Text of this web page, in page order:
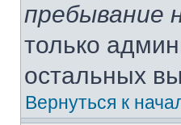
пребывание
только
остальных
Вернуться к